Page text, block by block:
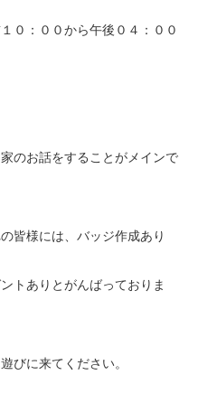
０：００から午後０４：００
のお話をすることがメインで
皆様には、バッジ作成あり
トありとがんばっておりま
びに来てください。